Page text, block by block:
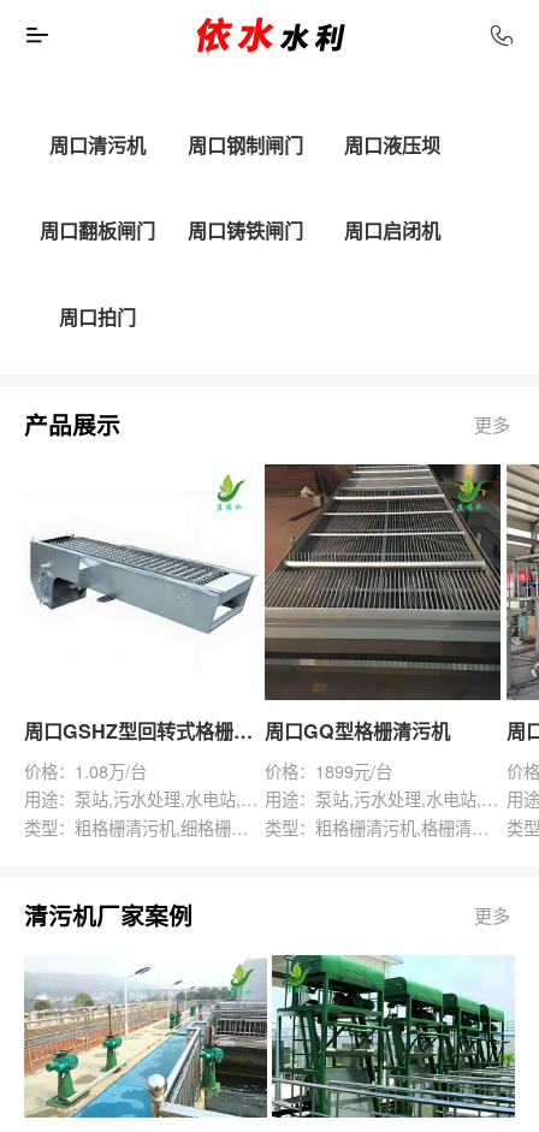
周口清污机 周口钢制闸门 周口液压坝
周口翻板闸门 周口铸铁闸门 周口启闭机
周口拍门
产品展示 更多
周口GSHZ型回转式格栅除污机
价格：1.08万/台
用途：泵站,污水处理,水电站,自来水厂,渠道,水产养殖,化工,纺织,给排水工程
类型：粗格栅清污机,细格栅清污机,格栅清污机,回转式清污机
周口GQ型格栅清污机
价格：1899元/台
用途：泵站,污水处理,水电站,自来水厂,给排水工程
类型：粗格栅清污机,格栅清污机,回转式清污机
价
清污机厂家案例 更多